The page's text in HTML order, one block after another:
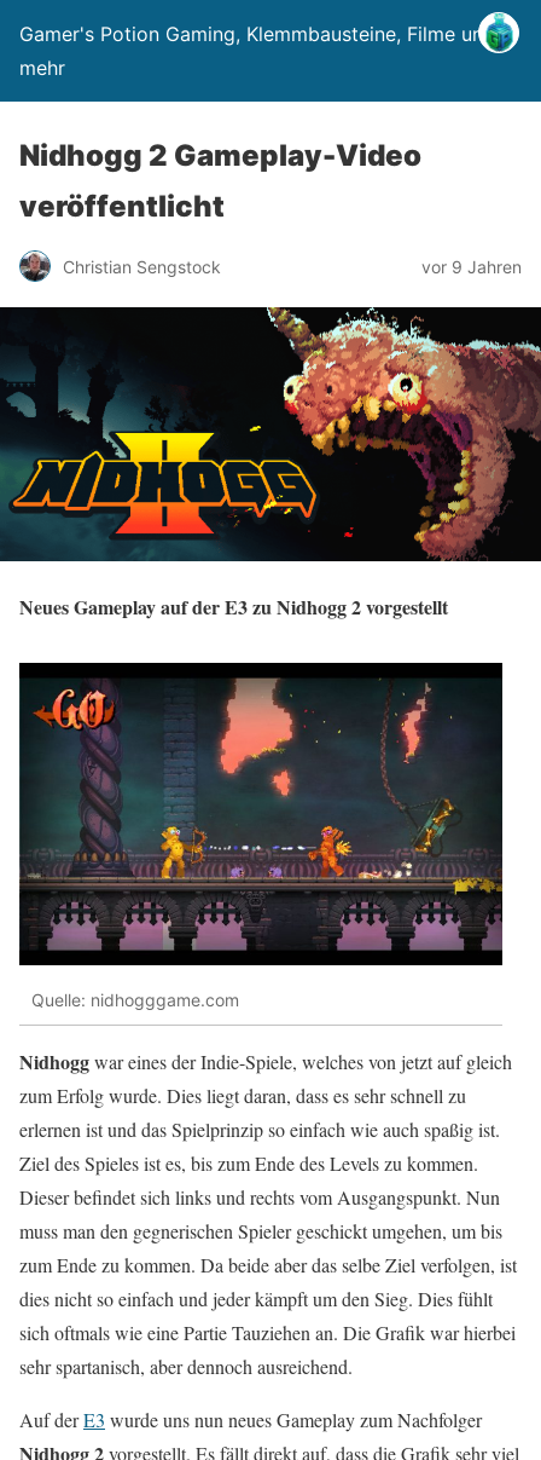
Gamer's Potion Gaming, Klemmbausteine, Filme und
mehr
Nidhogg 2 Gameplay-Video
veröffentlicht
Christian Sengstock vor 9 Jahren
Neues Gameplay auf der E3 zu Nidhogg 2 vorgestellt
Quelle: nidhogggame.com
Nidhoggwar eines der Indie-Spiele, welches von jetzt auf gleich
zum Erfolg wurde. Dies liegt daran, dass es sehr schnell zu
erlernen ist und das Spielprinzip so einfach wie auch spaßig ist.
Ziel des Spieles ist es, bis zum Ende des Levels zu kommen.
Dieser befindet sich links und rechts vom Ausgangspunkt. Nun
muss man den gegnerischen Spieler geschickt umgehen, um bis
zum Ende zu kommen. Da beide aber das selbe Ziel verfolgen, ist
dies nicht so einfach und jeder kämpft um den Sieg. Dies fühlt
sich oftmals wie eine Partie Tauziehen an. Die Grafik war hierbei
sehr spartanisch, aber dennoch ausreichend.
Auf derE3 wurde uns nun neues Gameplay zum Nachfolger
Nidhogg 2vorgestellt. Es fällt direkt auf, dass die Grafik sehr viel